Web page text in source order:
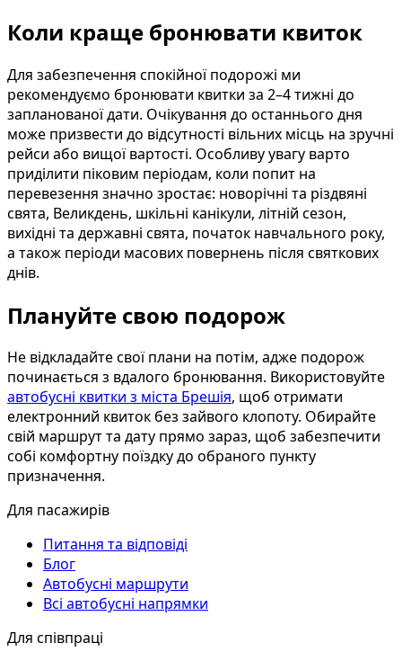
Коли краще бронювати квиток
Для забезпечення спокійної подорожі ми
рекомендуємо бронювати квитки за 2–4 тижні до
запланованої дати. Очікування до останнього дня
може призвести до відсутності вільних місць на зручні
рейси або вищої вартості. Особливу увагу варто
приділити піковим періодам, коли попит на
перевезення значно зростає: новорічні та різдвяні
свята, Великдень, шкільні канікули, літній сезон,
вихідні та державні свята, початок навчального року,
а також періоди масових повернень після святкових
днів.
Плануйте свою подорож
Не відкладайте свої плани на потім, адже подорож
починається з вдалого бронювання. Використовуйте
автобусні квитки з міста Брешія, щоб отримати
електронний квиток без зайвого клопоту. Обирайте
свій маршрут та дату прямо зараз, щоб забезпечити
собі комфортну поїздку до обраного пункту
призначення.
Для пасажирів
Питання та відповіді
Блог
Автобусні маршрути
Всі автобусні напрямки
Для співпраці